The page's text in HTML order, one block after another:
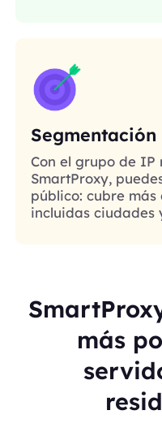
Con el grupo de IP
SmartProxy,
público: cubre más
incluidas ciudades
más